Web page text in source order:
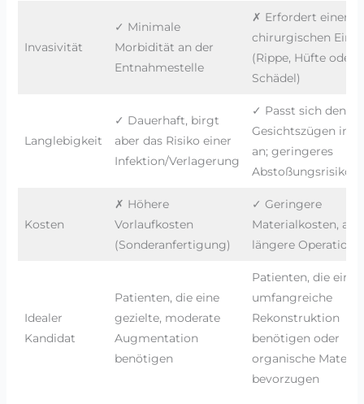
Invasivität
✓ Minimale
Morbidität an der
Entnahmestelle
✗ Erfordert einen
chirurgischen
(Rippe, Hüfte oder
Schädel)
Langlebigkeit
✓ Dauerhaft, birgt
aber das Risiko einer
Infektion/Verlagerung
✓ Passt sich den
Gesichtszügen im
an; geringeres
Abstoßungsrisiko
Kosten
✗ Höhere
Vorlaufkosten
(Sonderanfertigung)
✓ Geringere
Materialkosten,
längere
Idealer
Kandidat
Patienten, die eine
gezielte, moderate
Augmentation
benötigen
Patienten, die eine
umfangreiche
Rekonstruktion
benötigen oder
organische
bevorzugen